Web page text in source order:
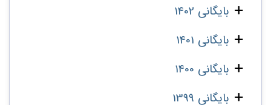
بایگانی 1402
بایگانی 1401
بایگانی 1400
بایگانی 1399